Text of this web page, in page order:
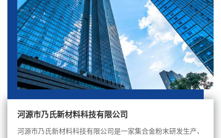
河源市乃氏新材料科技有限公司
河源市乃氏新材料科技有限公司是一家集合金粉末研发生产、